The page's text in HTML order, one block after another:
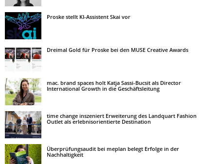
Proske stellt KI-Assistent Skai vor
Dreimal Gold für Proske bei den MUSE Creative Awards
mac. brand spaces holt Katja Sassi-Bucsit als Director
International Growth in die Geschäftsleitung
time change inszeniert Erweiterung des Landquart Fashion
Outlet als erlebnisorientierte Destination
Überprüfungsaudit bei meplan belegt Erfolge in der
Nachhaltigkeit